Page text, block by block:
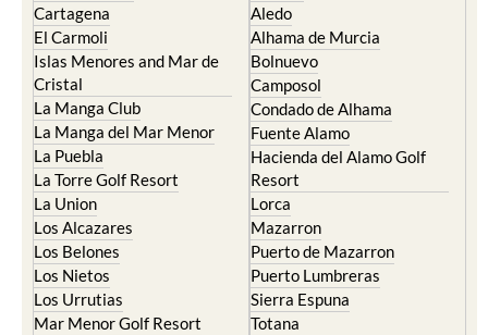
Cartagena
El Carmoli
Islas Menores and Mar de
Cristal
La Manga Club
La Manga del Mar Menor
La Puebla
La Torre Golf Resort
La Union
Los Alcazares
Los Belones
Los Nietos
Los Urrutias
Mar Menor Golf Resort
Aledo
Alhama de Murcia
Bolnuevo
Camposol
Condado de Alhama
Fuente Alamo
Hacienda del Alamo Golf
Resort
Lorca
Mazarron
Puerto de Mazarron
Puerto Lumbreras
Sierra Espuna
Totana